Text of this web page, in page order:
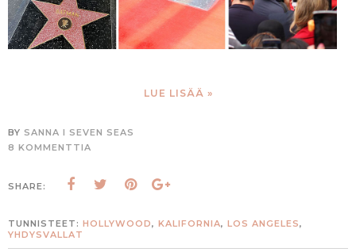
LUE LISÄÄ »
BY SANNA I SEVEN SEAS
8 KOMMENTTIA
SHARE:
TUNNISTEET: HOLLYWOOD, KALIFORNIA, LOS ANGELES,
YHDYSVALLAT